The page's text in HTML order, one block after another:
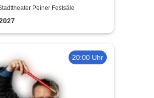
| Theater Liberi
Peiner Festsäle
20:00 Uhr